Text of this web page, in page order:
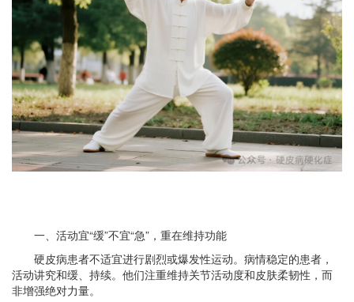
一、活动宜“缓”不宜“急”，重在维持功能
硬皮病患者不适宜进行剧烈或爆发性运动。病情稳定的患者，
活动讲究和缓、持续。他们注重维持关节活动度和皮肤柔韧性，而
非增强绝对力量。